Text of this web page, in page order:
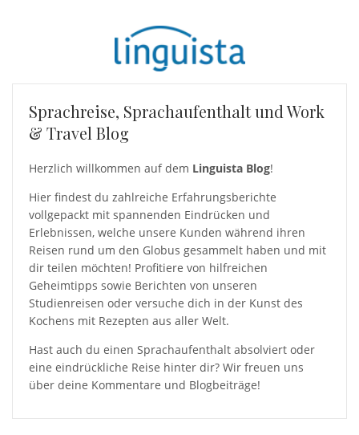
Sprachreise, Sprachaufenthalt und Work
& Travel Blog
Herzlich willkommen auf dem Linguista Blog!
Hier findest du zahlreiche Erfahrungsberichte
vollgepackt mit spannenden Eindrücken und
Erlebnissen, welche unsere Kunden während ihren
Reisen rund um den Globus gesammelt haben und mit
dir teilen möchten! Profitiere von hilfreichen
Geheimtipps sowie Berichten von unseren
Studienreisen oder versuche dich in der Kunst des
Kochens mit Rezepten aus aller Welt.
Hast auch du einen Sprachaufenthalt absolviert oder
eine eindrückliche Reise hinter dir? Wir freuen uns
über deine Kommentare und Blogbeiträge!